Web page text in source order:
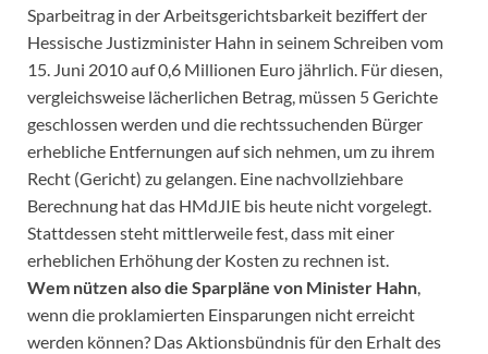
Sparbeitrag in der Arbeitsgerichtsbarkeit beziffert der
Hessische Justizminister Hahn in seinem Schreiben vom
15. Juni 2010 auf 0,6 Millionen Euro jährlich. Für diesen,
vergleichsweise lächerlichen Betrag, müssen 5 Gerichte
geschlossen werden und die rechtssuchenden Bürger
erhebliche Entfernungen auf sich nehmen, um zu ihrem
Recht (Gericht) zu gelangen. Eine nachvollziehbare
Berechnung hat das HMdJIE bis heute nicht vorgelegt.
Stattdessen steht mittlerweile fest, dass mit einer
erheblichen Erhöhung der Kosten zu rechnen ist.
Wem nützen also die Sparpläne von Minister Hahn,
wenn die proklamierten Einsparungen nicht erreicht
werden können? Das Aktionsbündnis für den Erhalt des